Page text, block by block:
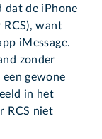
dat de iPhone
want
iMessage.
zonder
gewone
in het
RCS niet